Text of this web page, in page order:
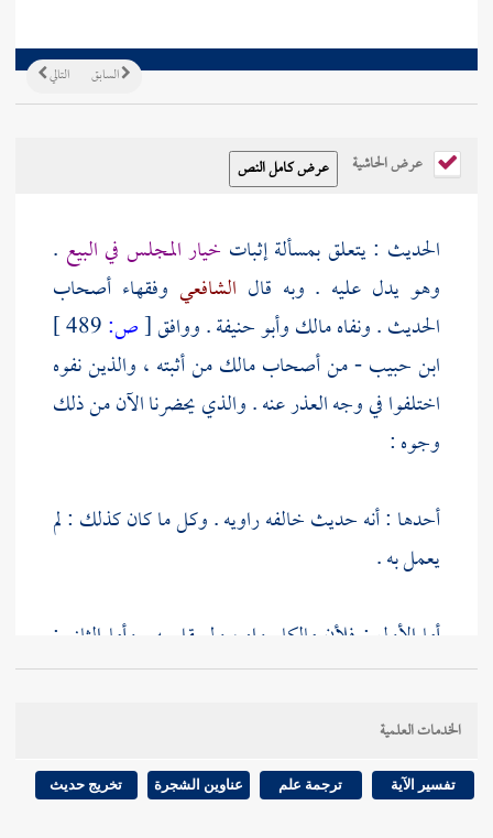
التالي السابق
عرض الحاشية
الحديث : يتعلق بمسألة إثبات خيار المجلس في البيع .
وهو يدل عليه . وبه قال الشافعي وفقهاء أصحاب
الحديث . ونفاهمالكوأبو حنيفة. ووافق[ص:
ابن حبيب- من أصحابمالكمن أثبته ، والذين نفوه
اختلفوا في وجه العذر عنه . والذي يحضرنا الآن من ذلك
وجوه :
أحدها : أنه حديث خالفه راويه . وكل ما كان كذلك : لم
يعمل به .
أما الأول : فلأن مالكا رواه ، ولم يقل به . وأما الثاني :
فلأن الراوي إذا خالف ، فإما أن يكون مع علمه بالصحة
، فيكون فاسقا ، فلا تقبل روايته . وإما أن يكون لا مع
علمه بالصحة . فهو أعلم بعلل ما روى . فيتبع في ذلك .الخدمات العلمية
تفسير الآية ترجمة علم عناوين الشجرة تخريج حديث